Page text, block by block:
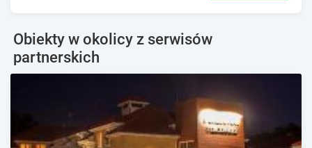
Obiekty w okolicy z serwisów
partnerskich